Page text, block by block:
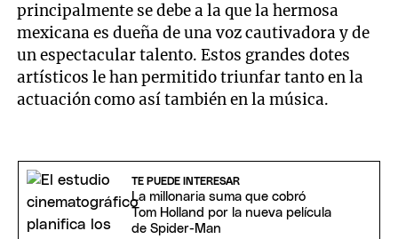
principalmente se debe a la que la hermosa
mexicana es dueña de una voz cautivadora y de
un espectacular talento. Estos grandes dotes
artísticos le han permitido triunfar tanto en la
actuación como así también en la música.
TE PUEDE INTERESAR
La millonaria suma que cobró
Tom Holland por la nueva película
de Spider-Man